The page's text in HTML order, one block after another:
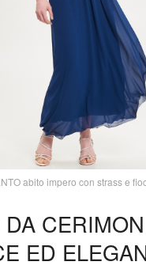
abito impero con strass e
ED